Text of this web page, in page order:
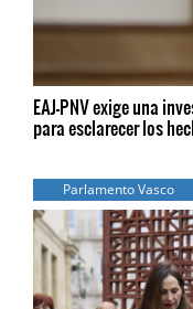
EAJ-PNV exige una
para esclarecer los
Parlamento Vasco